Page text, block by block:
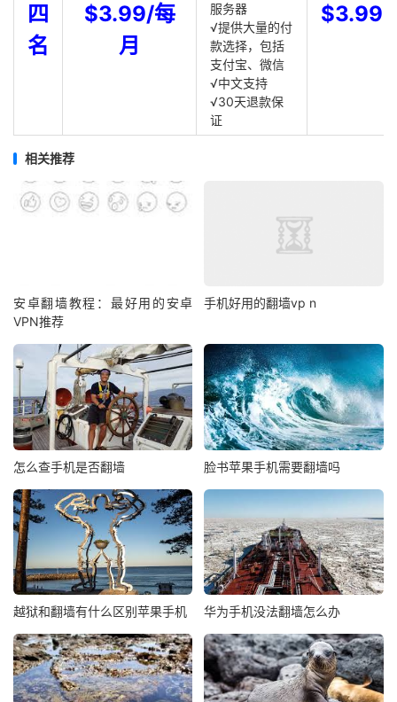
四
名
$3.99/每
月
服务器
√提供大量的付
款选择，包括
支付宝、微信
√中文支持
√30天退款保
证
$3.99
相关推荐
安卓翻墙教程：最好用的安卓
VPN推荐
手机好用的翻墙vp n
怎么查手机是否翻墙 脸书苹果手机需要翻墙吗
越狱和翻墙有什么区别苹果手机 华为手机没法翻墙怎么办